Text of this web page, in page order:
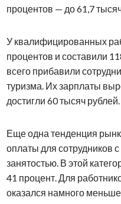
процентов — до 61,7
У квалифицированных
процентов и составили
всего прибавили
туризма. Их зарплаты
достигли 60 тысяч рублей.
Еще одна тенденция
оплаты для сотрудников
занятостью. В этой
41 процент. Для
оказался намного